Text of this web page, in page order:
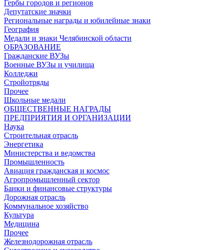
Гербы городов и регионов
Депутатские значки
Региональные награды и юбилейные знаки
География
Медали и знаки Челябинской области
ОБРАЗОВАНИЕ
Гражданские ВУЗы
Военные ВУЗы и училища
Колледжи
Стройотряды
Прочее
Школьные медали
ОБЩЕСТВЕННЫЕ НАГРАДЫ
ПРЕДПРИЯТИЯ И ОРГАНИЗАЦИИ
Наука
Строительная отрасль
Энергетика
Министерства и ведомства
Промышленность
Авиация гражданская и космос
Агропромышленный сектор
Банки и финансовые структуры
Дорожная отрасль
Коммунальное хозяйство
Культура
Медицина
Прочее
Железнодорожная отрасль